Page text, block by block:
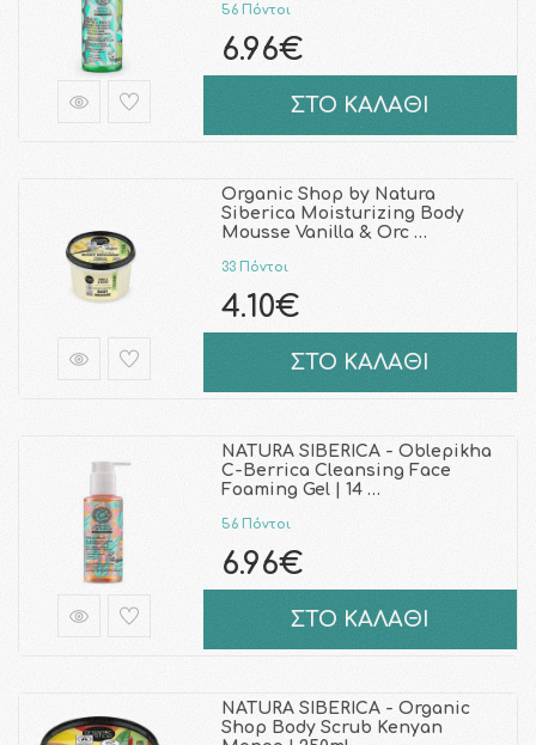
56 Πόντοι
6.96€
ΣΤΟ ΚΑΛΑΘΙ
Organic Shop by Natura
Siberica Moisturizing Body
Mousse Vanilla & Orc …
33 Πόντοι
4.10€
ΣΤΟ ΚΑΛΑΘΙ
NATURA SIBERICA - Oblepikha
C-Berrica Cleansing Face
Foaming Gel | 14 …
56 Πόντοι
6.96€
ΣΤΟ ΚΑΛΑΘΙ
NATURA SIBERICA - Organic
Shop Body Scrub Kenyan